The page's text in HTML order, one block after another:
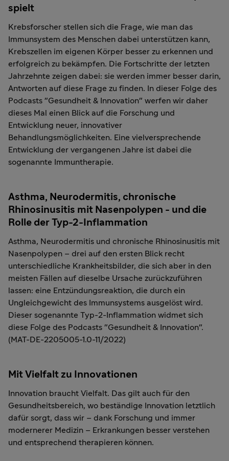
spielt
Krebsforscher stellen sich die Frage, wie man das
Immunsystem des Menschen dabei unterstützen kann,
Krebszellen im eigenen Körper besser zu erkennen und
erfolgreich zu bekämpfen. Die Fortschritte der letzten
Jahrzehnte zeigen dabei: sie werden immer besser darin,
Antworten auf diese Frage zu finden. In dieser Folge des
Podcasts "Gesundheit & Innovation" werfen wir daher
dieses Mal einen Blick auf die Forschung und
Entwicklung neuer, innovativer
Behandlungsmöglichkeiten. Eine vielversprechende
Entwicklung der vergangenen Jahre ist dabei die
sogenannte Immuntherapie.
Asthma, Neurodermitis, chronische
Rhinosinusitis mit Nasenpolypen - und die
Rolle der Typ-2-Inflammation
Asthma, Neurodermitis und chronische Rhinosinusitis mit
Nasenpolypen – drei auf den ersten Blick recht
unterschiedliche Krankheitsbilder, die sich aber in den
meisten Fällen auf dieselbe Ursache zurückzuführen
lassen: eine Entzündungsreaktion, die durch ein
Ungleichgewicht des Immunsystems ausgelöst wird.
Dieser sogenannte Typ-2-Inflammation widmet sich
diese Folge des Podcasts "Gesundheit & Innovation".
(MAT-DE-2205005-1.0-11/2022)
Mit Vielfalt zu Innovationen
Innovation braucht Vielfalt. Das gilt auch für den
Gesundheitsbereich, wo beständige Innovation letztlich
dafür sorgt, dass wir – dank Forschung und immer
modernerer Medizin – Erkrankungen besser verstehen
und entsprechend therapieren können.